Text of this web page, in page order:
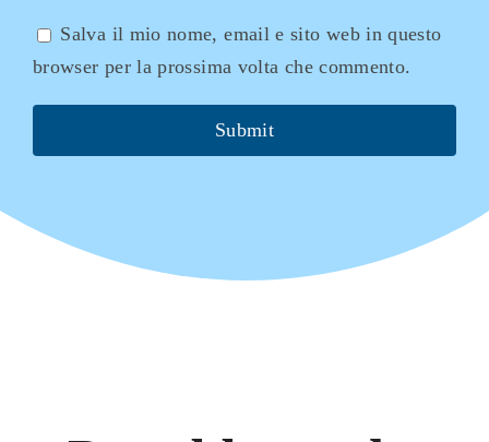
Salva il mio nome, email e sito web in questo
browser per la prossima volta che commento.